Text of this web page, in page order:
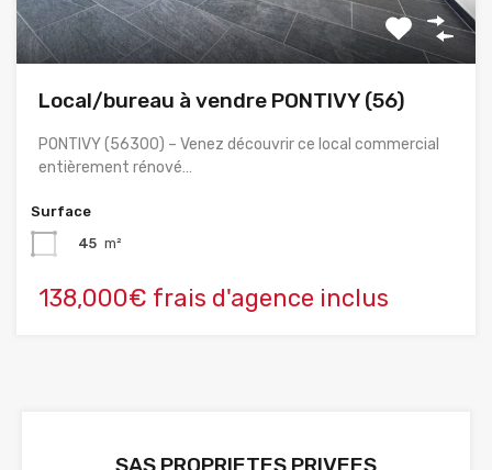
Local/bureau à vendre PONTIVY (56)
PONTIVY (56300) – Venez découvrir ce local commercial
entièrement rénové…
Surface
45 m²
138,000€ frais d'agence inclus